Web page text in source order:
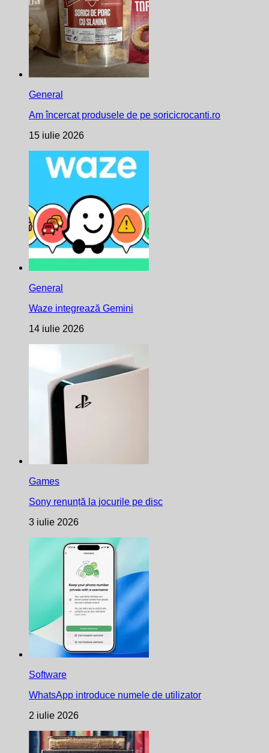
General
Am încercat produsele de pe soricicrocanti.ro
15 iulie 2026
General
Waze integrează Gemini
14 iulie 2026
Games
Sony renunță la jocurile pe disc
3 iulie 2026
Software
WhatsApp introduce numele de utilizator
2 iulie 2026